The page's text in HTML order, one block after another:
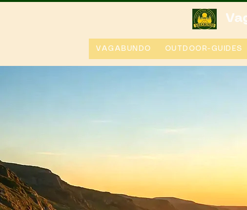
VAGABUNDO OUTDOOR-GUIDES